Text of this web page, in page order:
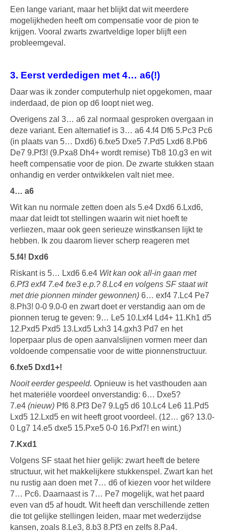
Een lange variant, maar het blijkt dat wit meerdere
mogelijkheden heeft om compensatie voor de pion te
krijgen. Vooral zwarts zwartveldige loper blijft een
probleemgeval.
3. Eerst verdedigen met 4… a6(!)
Daar was ik zonder computerhulp niet opgekomen, maar
inderdaad, de pion op d6 loopt niet weg.
Overigens zal 3… a6 zal normaal gesproken overgaan in
deze variant. Een alternatief is 3… a6 4.f4 Df6 5.Pc3 Pc6
(in plaats van 5… Dxd6) 6.fxe5 Dxe5 7.Pd5 Lxd6 8.Pb6
De7 9.Pf3! (9.Pxa8 Dh4+ wordt remise) Tb8 10.g3 en wit
heeft compensatie voor de pion. De zwarte stukken staan
onhandig en verder ontwikkelen valt niet mee.
4… a6
Wit kan nu normale zetten doen als 5.e4 Dxd6 6.Lxd6,
maar dat leidt tot stellingen waarin wit niet hoeft te
verliezen, maar ook geen serieuze winstkansen lijkt te
hebben. Ik zou daarom liever scherp reageren met
5.f4! Dxd6
Riskant is 5… Lxd6 6.e4 Wit kan ook all-in gaan met
6.Pf3 exf4 7.e4 fxe3 e.p.? 8.Lc4 en volgens SF staat wit
met drie pionnen minder gewonnen) 6… exf4 7.Lc4 Pe7
8.Ph3! 0-0 9.0-0 en zwart doet er verstandig aan om de
pionnen terug te geven: 9… Le5 10.Lxf4 Ld4+ 11.Kh1 d5
12.Pxd5 Pxd5 13.Lxd5 Lxh3 14.gxh3 Pd7 en het
loperpaar plus de open aanvalslijnen vormen meer dan
voldoende compensatie voor de witte pionnenstructuur.
6.fxe5 Dxd1+!
Nooit eerder gespeeld. Opnieuw is het vasthouden aan
het materiële voordeel onverstandig: 6… Dxe5?
7.e4 (nieuw) Pf6 8.Pf3 De7 9.Lg5 d6 10.Lc4 Le6 11.Pd5
Lxd5 12.Lxd5 en wit heeft groot voordeel. (12… g6? 13.0-
0 Lg7 14.e5 dxe5 15.Pxe5 0-0 16.Pxf7! en wint.)
7.Kxd1
Volgens SF staat het hier gelijk: zwart heeft de betere
structuur, wit het makkelijkere stukkenspel. Zwart kan het
nu rustig aan doen met 7… d6 of kiezen voor het wildere
7… Pc6. Daarnaast is 7… Pe7 mogelijk, wat het paard
even van d5 af houdt. Wit heeft dan verschillende zetten
die tot gelijke stellingen leiden, maar met wederzijdse
kansen, zoals 8.Le3, 8.b3 8.Pf3 en zelfs 8.Pa4.